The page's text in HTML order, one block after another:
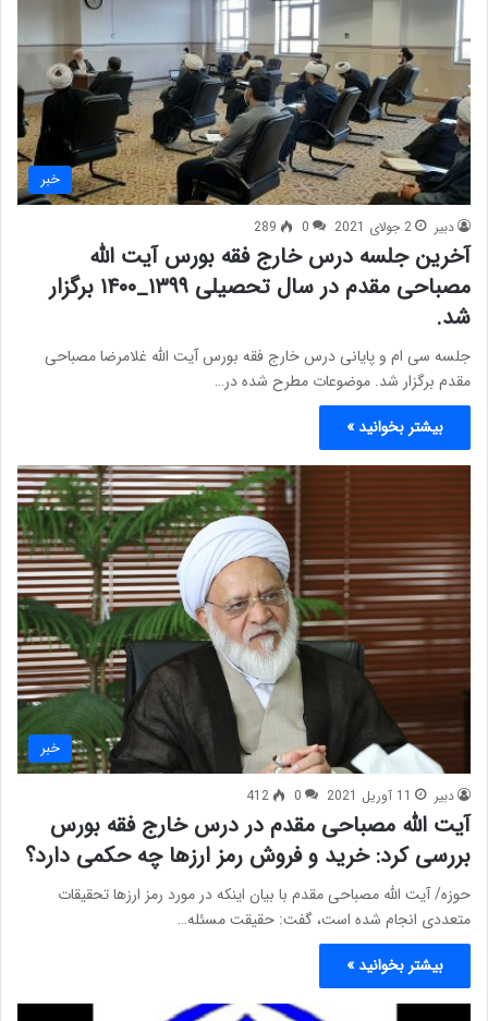
خبر
دبیر 2 جولای 2021 0
289
آخرین جلسه درس خارج فقه بورس آیت الله
مصباحی مقدم در سال تحصیلی ۱۳۹۹_۱۴۰۰ برگزار
شد.
جلسه سی ام و پایانی درس خارج فقه بورس آیت الله غلامرضا مصباحی
مقدم برگزار شد. موضوعات مطرح شده در…
بیشتر بخوانید »
خبر
دبیر 11 آوریل 2021 0
412
آیت الله مصباحی مقدم در درس خارج فقه بورس
بررسی کرد: خرید و فروش رمز ارزها چه حکمی دارد؟
حوزه/ آیت الله مصباحی مقدم با بیان اینکه در مورد رمز ارزها تحقیقات
متعددی انجام شده است، گفت: حقیقت مسئله…
بیشتر بخوانید »